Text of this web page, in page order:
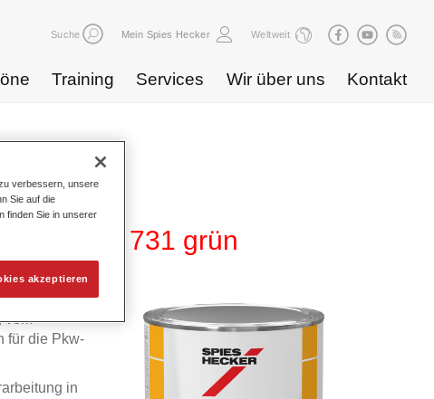
Suche Mein Spies Hecker Weltweit
Training Services Wir über uns Kontakt
275 HG 731 grün
vom
für die Pkw-
in
verbessern, unsere
Sie auf die
finden Sie in unserer
akzeptieren